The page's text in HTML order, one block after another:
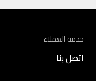
خدمة العملاء
اتصل بنا